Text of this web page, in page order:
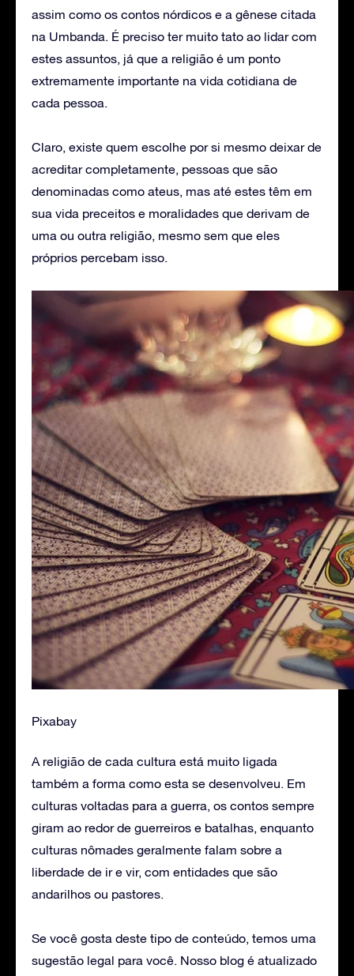
assim como os contos nórdicos e a gênese citada
na Umbanda. É preciso ter muito tato ao lidar com
estes assuntos, já que a religião é um ponto
extremamente importante na vida cotidiana de
cada pessoa.
Claro, existe quem escolhe por si mesmo deixar de
acreditar completamente, pessoas que são
denominadas como ateus, mas até estes têm em
sua vida preceitos e moralidades que derivam de
uma ou outra religião, mesmo sem que eles
próprios percebam isso.
Pixabay
A religião de cada cultura está muito ligada
também a forma como esta se desenvolveu. Em
culturas voltadas para a guerra, os contos sempre
giram ao redor de guerreiros e batalhas, enquanto
culturas nômades geralmente falam sobre a
liberdade de ir e vir, com entidades que são
andarilhos ou pastores.
Se você gosta deste tipo de conteúdo, temos uma
sugestão legal para você. Nosso blog é atualizado